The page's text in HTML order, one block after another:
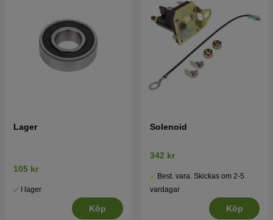
Lager
105 kr
I lager
Köp
Solenoid
342 kr
Best. vara. Skickas om 2-5
vardagar
Köp